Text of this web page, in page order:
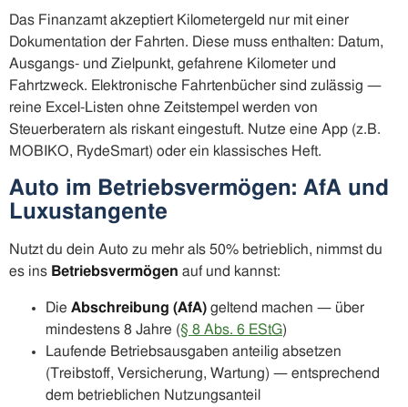
Das Finanzamt akzeptiert Kilometergeld nur mit einer
Dokumentation der Fahrten. Diese muss enthalten: Datum,
Ausgangs- und Zielpunkt, gefahrene Kilometer und
Fahrtzweck. Elektronische Fahrtenbücher sind zulässig —
reine Excel-Listen ohne Zeitstempel werden von
Steuerberatern als riskant eingestuft. Nutze eine App (z.B.
MOBIKO, RydeSmart) oder ein klassisches Heft.
Auto im Betriebsvermögen: AfA und
Luxustangente
Nutzt du dein Auto zu mehr als 50% betrieblich, nimmst du
es ins Betriebsvermögen auf und kannst:
Die Abschreibung (AfA) geltend machen — über
mindestens 8 Jahre (§ 8 Abs. 6 EStG)
Laufende Betriebsausgaben anteilig absetzen
(Treibstoff, Versicherung, Wartung) — entsprechend
dem betrieblichen Nutzungsanteil